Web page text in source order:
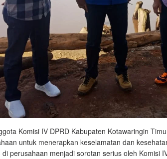
Komisi IV DPRD Kabupaten Kotawaringin
untuk menerapkan keselamatan dan
perusahaan menjadi sorotan serius oleh Komisi